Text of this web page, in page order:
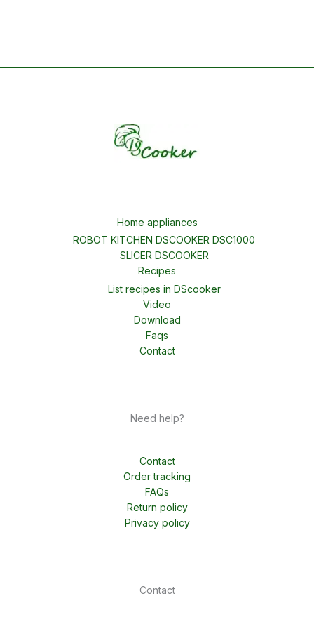
Home appliances
ROBOT KITCHEN DSCOOKER DSC1000
SLICER DSCOOKER
Recipes
List recipes in DScooker
Video
Download
Faqs
Contact
Need help?
Contact
Order tracking
FAQs
Return policy
Privacy policy
Contact